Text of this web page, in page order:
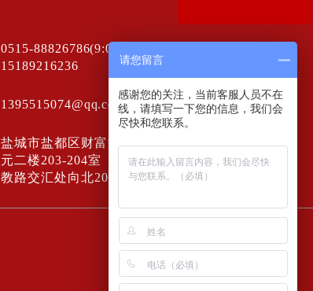
0515-88826786(9:00-20:00)
15189216236
1395515074@qq.com
盐城市盐都区财富港5号楼一单
元二楼203-204室（海洋路与科
教路交汇处向北200米路东）
请您留言
感谢您的关注，当前客服人员不在
线，请填写一下您的信息，我们会
尽快和您联系。